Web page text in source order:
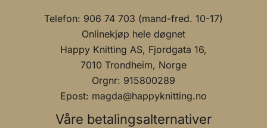
Telefon: 906 74 703 (mand-fred. 10-17)
Onlinekjøp hele døgnet
Happy Knitting AS, Fjordgata 16,
7010 Trondheim, Norge
Orgnr: 915800289
Epost: magda@happyknitting.no
Våre betalingsalternativer